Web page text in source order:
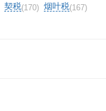
契税(170) 烟叶税(167)